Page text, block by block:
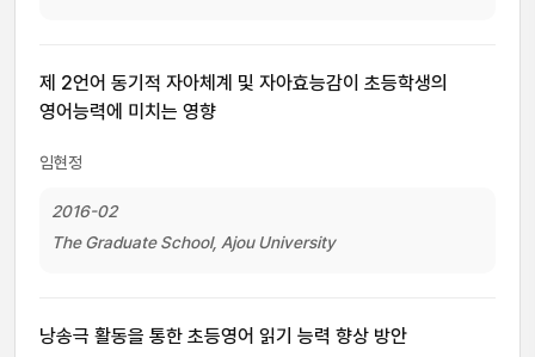
제 2언어 동기적 자아체계 및 자아효능감이 초등학생의
영어능력에 미치는 영향
임현정
2016-02
The Graduate School, Ajou University
낭송극 활동을 통한 초등영어 읽기 능력 향상 방안